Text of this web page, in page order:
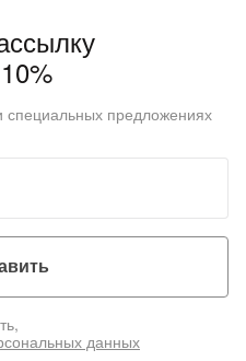
специальных предложениях
данных